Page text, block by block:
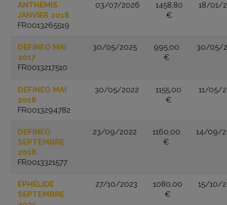
ANTHÉMIS
JANVIER 2018
FR0013265519
03/07/2026
1458,80
€
18/01/
DEFINEO MAI
2017
FR0013217510
30/05/2025
995,00
€
30/05/
DEFINEO MAI
2018
FR0013294782
30/05/2022
1155,00
€
11/05/
DEFINEO
SEPTEMBRE
2018
FR0013321577
23/09/2022
1160,00
€
14/09/
ÉPHÉLIDE
SEPTEMBRE
27/10/2023
1080,00
€
15/10/